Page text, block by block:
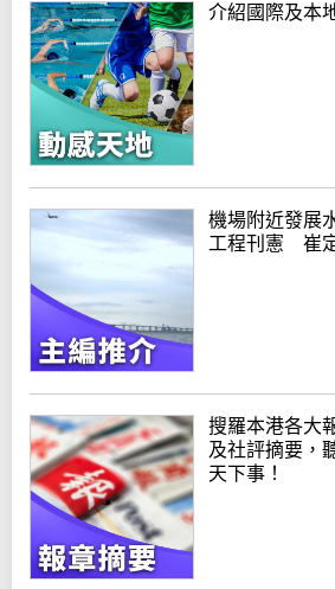
介紹國際及本
機場附近發展
工程刊憲 崔
搜羅本港各大
及社評摘要，
天下事！